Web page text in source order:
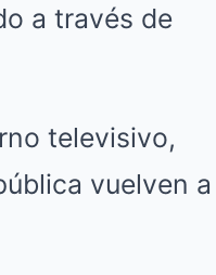
a través de
televisivo,
vuelven a